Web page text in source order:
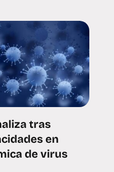
tras
en
de virus